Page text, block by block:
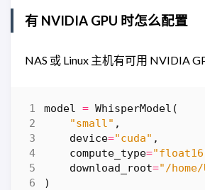
有 NVIDIA GPU 时怎么配置
NAS 或 Linux 主机有可用 NVIDIA
model = WhisperModel (
"small" ,
device="cuda" ,
compute_type=
download_root="/home/
)